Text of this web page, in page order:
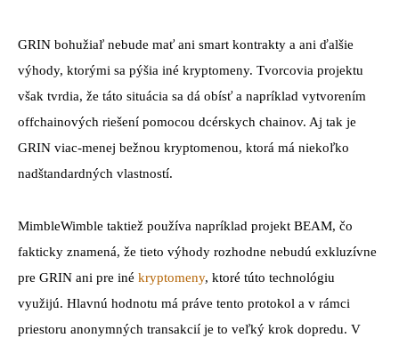
GRIN bohužiaľ nebude mať ani smart kontrakty a ani ďalšie
výhody, ktorými sa pýšia iné kryptomeny. Tvorcovia projektu
však tvrdia, že táto situácia sa dá obísť a napríklad vytvorením
offchainových riešení pomocou dcérskych chainov. Aj tak je
GRIN viac-menej bežnou kryptomenou, ktorá má niekoľko
nadštandardných vlastností.
MimbleWimble taktiež používa napríklad projekt BEAM, čo
fakticky znamená, že tieto výhody rozhodne nebudú exkluzívne
pre GRIN ani pre iné kryptomeny, ktoré túto technológiu
využijú. Hlavnú hodnotu má práve tento protokol a v rámci
priestoru anonymných transakcií je to veľký krok dopredu. V